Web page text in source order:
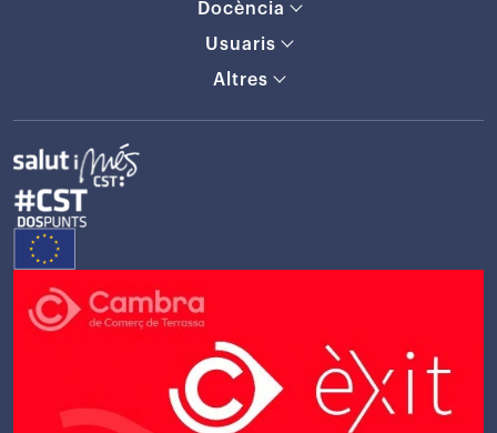
Docència
Usuaris
Altres